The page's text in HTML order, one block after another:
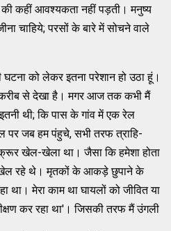
कहीं आवश्यकता नहीं पड़ती। मनुष्य
चाहिये; परसों के बारे में सोचने वाले
को लेकर इतना परेशान हो उठा हूं।
से देखा है। मगर आज तक कभी मैं
थी; कि पास के गांव में एक रेल
पर जब हम पंहुचे, सभी तरफ त्राहि-
क्रूर खेल-खेला था। जैसा कि हमेशा होता
खेल रहे थे। मृतकों के आकड़े छुपाने के
था। मेरा काम था घायलों को जीवित या
कर रहा था'। जिसकी तरफ मैं उंगली